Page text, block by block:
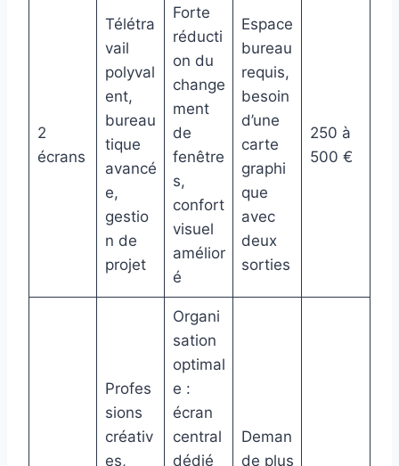
2
écrans
Télétra
vail
polyval
ent,
bureau
tique
avancé
e,
gestio
n de
projet
Forte
réducti
on du
change
ment
de
fenêtre
s,
confort
visuel
amélior
é
Espace
bureau
requis,
besoin
d’une
carte
graphi
que
avec
deux
sorties
250 à
500 €
Profes
sions
créativ
es,
Organi
sation
optimal
e :
écran
central
dédié
Deman
de plus